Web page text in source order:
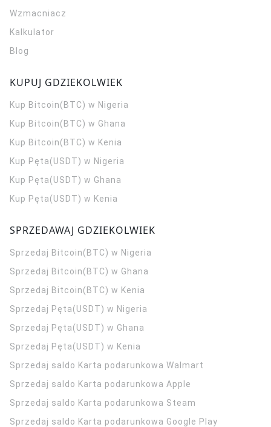
Wzmacniacz
Kalkulator
Blog
KUPUJ GDZIEKOLWIEK
Kup Bitcoin(BTC) w Nigeria
Kup Bitcoin(BTC) w Ghana
Kup Bitcoin(BTC) w Kenia
Kup Pęta(USDT) w Nigeria
Kup Pęta(USDT) w Ghana
Kup Pęta(USDT) w Kenia
SPRZEDAWAJ GDZIEKOLWIEK
Sprzedaj Bitcoin(BTC) w Nigeria
Sprzedaj Bitcoin(BTC) w Ghana
Sprzedaj Bitcoin(BTC) w Kenia
Sprzedaj Pęta(USDT) w Nigeria
Sprzedaj Pęta(USDT) w Ghana
Sprzedaj Pęta(USDT) w Kenia
Sprzedaj saldo Karta podarunkowa Walmart
Sprzedaj saldo Karta podarunkowa Apple
Sprzedaj saldo Karta podarunkowa Steam
Sprzedaj saldo Karta podarunkowa Google Play